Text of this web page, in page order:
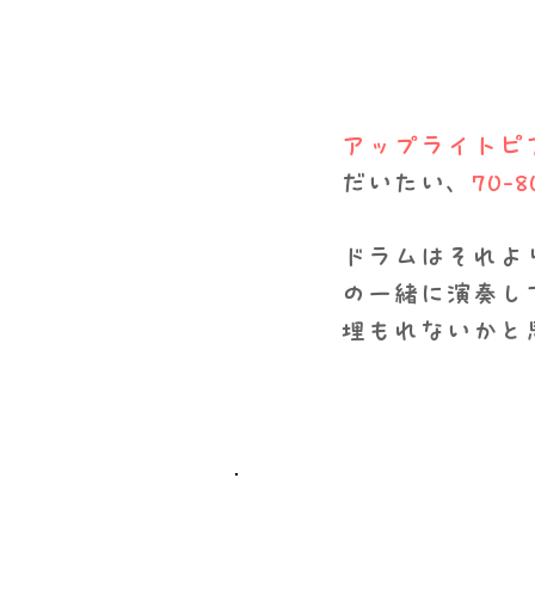
アップライトピ
だいたい、 70-
ドラムはそれ
の一緒に演奏
埋もれないかと